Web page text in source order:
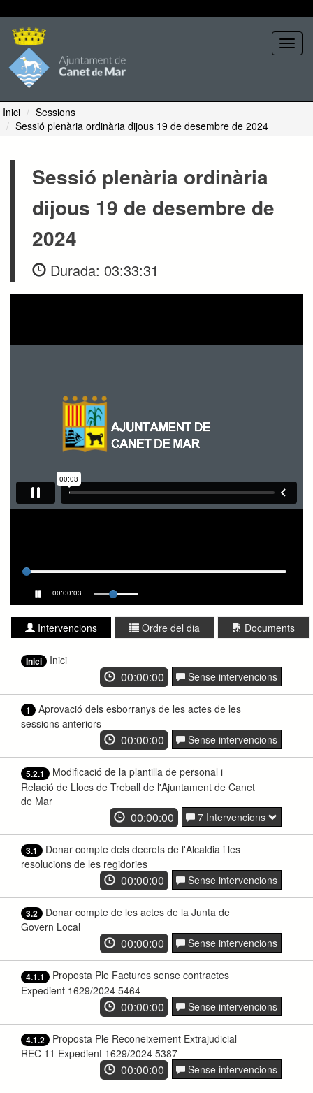
Inici
Sessions
Sessió plenària ordinària dijous 19 de desembre de 2024
Sessió plenària ordinària
dijous 19 de desembre de
2024
Durada: 03:33:31
00:00:04
Intervencions Ordre del dia Documents
Inici Inici
00:00:00 Sense intervencions
1
Aprovació dels esborranys de les actes de les
sessions anteriors
00:00:00 Sense intervencions
5.2.1
Modificació de la plantilla de personal i
Relació de Llocs de Treball de l'Ajuntament de Canet
de Mar
00:00:00 7 Intervencions
3.1
Donar compte dels decrets de l'Alcaldia i les
resolucions de les regidories
00:00:00 Sense intervencions
3.2
Donar compte de les actes de la Junta de
Govern Local
00:00:00 Sense intervencions
4.1.1
Proposta Ple Factures sense contractes
Expedient 1629/2024 5464
00:00:00 Sense intervencions
4.1.2
Proposta Ple Reconeixement Extrajudicial
REC 11 Expedient 1629/2024 5387
00:00:00 Sense intervencions